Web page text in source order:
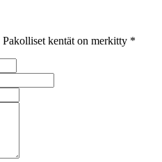
Pakolliset kentät on merkitty *